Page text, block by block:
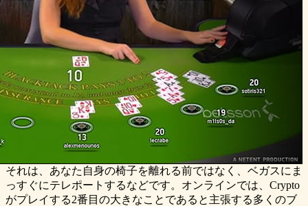
それは、あなた自身の椅子を離れる前ではなく、ベガスにま
っすぐにテレポートするなどです。オンラインでは、Crypto
がプレイする2番目の大きなことであると主張する多くのブ